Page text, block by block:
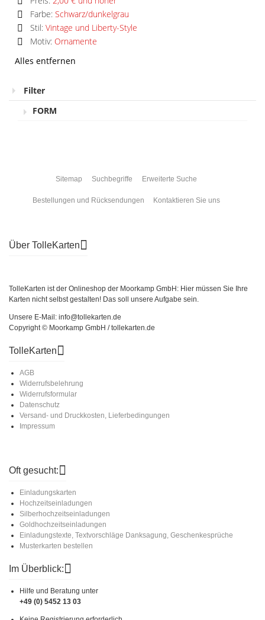
Diesen
Artikel
entfernen
Farbe: Schwarz/dunkelgrau
Diesen
Artikel
entfernen
Stil: Vintage und Liberty-Style
Diesen
entfernen
Motiv: Ornamente
Artikel
Alles entfernen
Filter
FORM
Sitemap Suchbegriffe Erweiterte Suche
Bestellungen und Rücksendungen Kontaktieren Sie uns
Über TolleKarten
TolleKarten ist der Onlineshop der Moorkamp GmbH: Hier müssen Sie Ihre
Karten nicht selbst gestalten! Das soll unsere Aufgabe sein.
Unsere E-Mail: info@tollekarten.de
Copyright © Moorkamp GmbH / tollekarten.de
TolleKarten
AGB
Widerrufsbelehrung
Widerrufsformular
Datenschutz
Versand- und Druckkosten, Lieferbedingungen
Impressum
Oft gesucht:
Einladungskarten
Hochzeitseinladungen
Silberhochzeitseinladungen
Goldhochzeitseinladungen
Einladungstexte, Textvorschläge Danksagung, Geschenkesprüche
Musterkarten bestellen
Im Überblick:
Hilfe und Beratung unter
+49 (0) 5452 13 03